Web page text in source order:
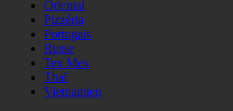
Oriental
Pizzéria
Portugais
Russe
Tex Mex
Thaï
Vietnamien